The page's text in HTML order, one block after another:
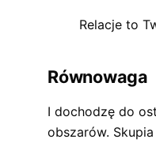
Relacje to
Równowaga
I dochodzę do
obszarów.